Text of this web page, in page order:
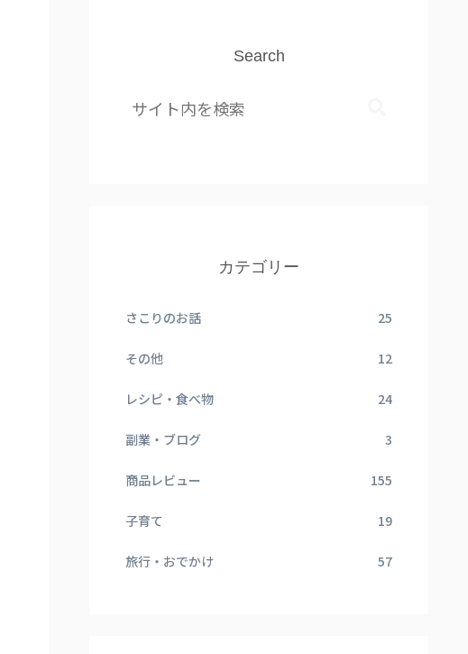
Search
カテゴリー
さこりのお話 25
その他 12
レシピ・食べ物 24
副業・ブログ 3
商品レビュー 155
子育て 19
旅行・おでかけ 57